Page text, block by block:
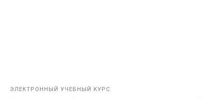
ЭЛЕКТРОННЫЙ УЧЕБНЫЙ КУРС